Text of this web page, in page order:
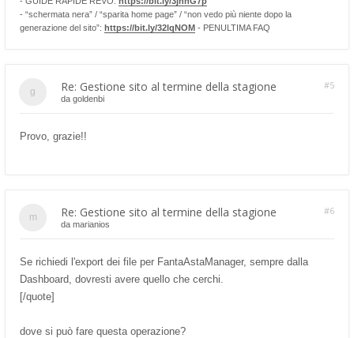
- “schermata nera” / “sparita home page” / “non vedo più niente dopo la
generazione del sito”: https://bit.ly/32lqNOM - PENULTIMA FAQ
Re: Gestione sito al termine della stagione #5
da goldenbi
Provo, grazie!!
Re: Gestione sito al termine della stagione #6
da marianios
Se richiedi l'export dei file per FantaAstaManager, sempre dalla
Dashboard, dovresti avere quello che cerchi.
[/quote]
dove si può fare questa operazione?